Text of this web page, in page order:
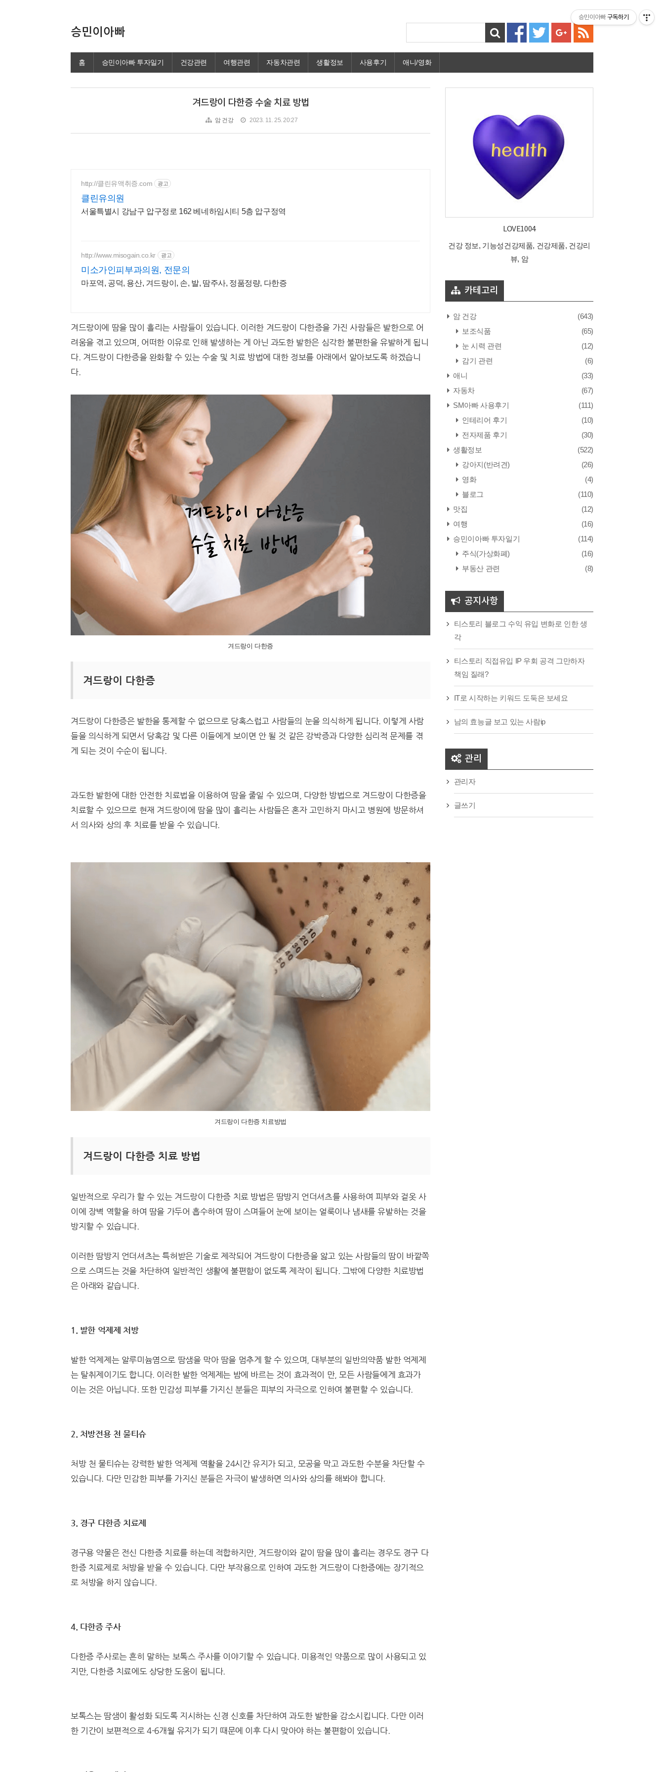
승민이아빠
홈 승민이아빠 투자일기 건강관련 여행관련 자동차관련 생활정보 사용후기 애니/영화
겨드랑이 다한증 수술 치료 방법
암 건강 2023. 11. 25. 20:27
http://클린유액취증.com 광고
클린유의원
서울특별시 강남구 압구정로 162 베네하임시티 5층 압구정역
http://www.misogain.co.kr 광고
미소가인피부과의원, 전문의
마포역, 공덕, 용산, 겨드랑이, 손, 발, 땀주사, 정품정량, 다한증
겨드랑이에 땀을 많이 흘리는 사람들이 있습니다. 이러한 겨드랑이 다한증을 가진 사람들은 발한으로 어
려움을 겪고 있으며, 어떠한 이유로 인해 발생하는 게 아닌 과도한 발한은 심각한 불편한을 유발하게 됩니
다. 겨드랑이 다한증을 완화할 수 있는 수술 및 치료 방법에 대한 정보를 아래에서 알아보도록 하겠습니
다.
겨드랑이 다한증
겨드랑이 다한증
겨드랑이 다한증은 발한을 통제할 수 없으므로 당혹스럽고 사람들의 눈을 의식하게 됩니다. 이렇게 사람
들을 의식하게 되면서 당혹감 및 다른 이들에게 보이면 안 될 것 같은 강박증과 다양한 심리적 문제를 겪
게 되는 것이 수순이 됩니다.
과도한 발한에 대한 안전한 치료법을 이용하여 땀을 줄일 수 있으며, 다양한 방법으로 겨드랑이 다한증을
치료할 수 있으므로 현재 겨드랑이에 땀을 많이 흘리는 사람들은 혼자 고민하지 마시고 병원에 방문하셔
서 의사와 상의 후 치료를 받을 수 있습니다.
겨드랑이 다한증 치료방법
겨드랑이 다한증 치료 방법
일반적으로 우리가 할 수 있는 겨드랑이 다한증 치료 방법은 땀방지 언더셔츠를 사용하여 피부와 겉옷 사
이에 장벽 역할을 하여 땀을 가두어 흡수하여 땀이 스며들어 눈에 보이는 얼룩이나 냄새를 유발하는 것을
방지할 수 있습니다.
이러한 땀방지 언더셔츠는 특허받은 기술로 제작되어 겨드랑이 다한증을 앓고 있는 사람들의 땀이 바깥쪽
으로 스며드는 것을 차단하여 일반적인 생활에 불편함이 없도록 제작이 됩니다. 그밖에 다양한 치료방법
은 아래와 같습니다.
1. 발한 억제제 처방
발한 억제제는 알루미늄염으로 땀샘을 막아 땀을 멈추게 할 수 있으며, 대부분의 일반의약품 발한 억제제
는 탈취제이기도 합니다. 이러한 발한 억제제는 밤에 바르는 것이 효과적이 만, 모든 사람들에게 효과가
이는 것은 아닙니다. 또한 민감성 피부를 가지신 분들은 피부의 자극으로 인하여 불편할 수 있습니다.
2. 처방전용 천 물티슈
처방 천 물티슈는 강력한 발한 억제제 역활을 24시간 유지가 되고, 모공을 막고 과도한 수분을 차단할 수
있습니다. 다만 민감한 피부를 가지신 분들은 자극이 발생하면 의사와 상의를 해봐야 합니다.
3. 경구 다한증 치료제
경구용 약물은 전신 다한증 치료를 하는데 적합하지만, 겨드랑이와 같이 땀을 많이 흘리는 경우도 경구 다
한증 치료제로 처방을 받을 수 있습니다. 다만 부작용으로 인하여 과도한 겨드랑이 다한증에는 장기적으
로 처방을 하지 않습니다.
4. 다한증 주사
다한증 주사로는 흔히 말하는 보톡스 주사를 이야기할 수 있습니다. 미용적인 약품으로 많이 사용되고 있
지만, 다한증 치료에도 상당한 도움이 됩니다.
보톡스는 땀샘이 활성화 되도록 지시하는 신경 신호를 차단하여 과도한 발한을 감소시킵니다. 다만 이러
한 기간이 보편적으로 4-6개월 유지가 되기 때문에 이후 다시 맞아야 하는 불편함이 있습니다.
LOVE1004
건강 정보, 기능성건강제품, 건강제품, 건강리
뷰, 암
카테고리
암 건강
(643)
보조식품
(65)
눈 시력 관련
(12)
감기 관련
(6)
애니
(33)
자동차
(67)
SM아빠 사용후기
(111)
인테리어 후기
(10)
전자제품 후기
(30)
생활정보
(522)
강아지(반려견)
(26)
영화
(4)
블로그
(110)
맛집
(12)
여행
(16)
승민이아빠 투자일기
(114)
주식(가상화폐)
(16)
부동산 관련
(8)
공지사항
티스토리 블로그 수익 유입 변화로 인한 생
각
티스토리 직접유입 IP 우회 공격 그만하자
책임 질래?
IT로 시작하는 키워드 도둑은 보세요
남의 효능글 보고 있는 사람ip
관리
관리자
글쓰기
승민이아빠 구독하기